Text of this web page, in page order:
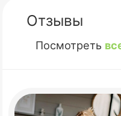
Отзывы
Посмотреть